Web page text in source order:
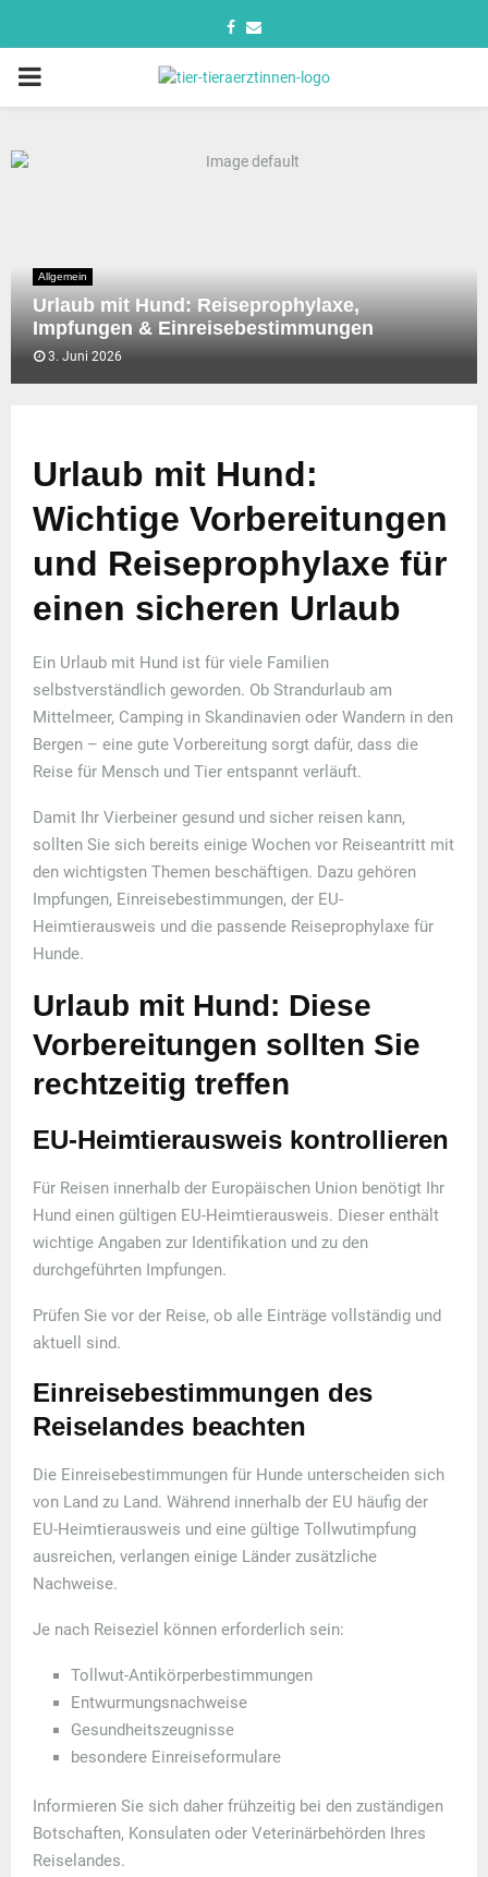
Allgemein
Urlaub mit Hund: Reiseprophylaxe,
Impfungen & Einreisebestimmungen
3. Juni 2026
Urlaub mit Hund:
Wichtige Vorbereitungen
und Reiseprophylaxe für
einen sicheren Urlaub
Ein Urlaub mit Hund ist für viele Familien
selbstverständlich geworden. Ob Strandurlaub am
Mittelmeer, Camping in Skandinavien oder Wandern in den
Bergen – eine gute Vorbereitung sorgt dafür, dass die
Reise für Mensch und Tier entspannt verläuft.
Damit Ihr Vierbeiner gesund und sicher reisen kann,
sollten Sie sich bereits einige Wochen vor Reiseantritt mit
den wichtigsten Themen beschäftigen. Dazu gehören
Impfungen, Einreisebestimmungen, der EU-
Heimtierausweis und die passende Reiseprophylaxe für
Hunde.
Urlaub mit Hund: Diese
Vorbereitungen sollten Sie
rechtzeitig treffen
EU-Heimtierausweis kontrollieren
Für Reisen innerhalb der Europäischen Union benötigt Ihr
Hund einen gültigen EU-Heimtierausweis. Dieser enthält
wichtige Angaben zur Identifikation und zu den
durchgeführten Impfungen.
Prüfen Sie vor der Reise, ob alle Einträge vollständig und
aktuell sind.
Einreisebestimmungen des
Reiselandes beachten
Die Einreisebestimmungen für Hunde unterscheiden sich
von Land zu Land. Während innerhalb der EU häufig der
EU-Heimtierausweis und eine gültige Tollwutimpfung
ausreichen, verlangen einige Länder zusätzliche
Nachweise.
Je nach Reiseziel können erforderlich sein:
Tollwut-Antikörperbestimmungen
Entwurmungsnachweise
Gesundheitszeugnisse
besondere Einreiseformulare
Informieren Sie sich daher frühzeitig bei den zuständigen
Botschaften, Konsulaten oder Veterinärbehörden Ihres
Reiselandes.